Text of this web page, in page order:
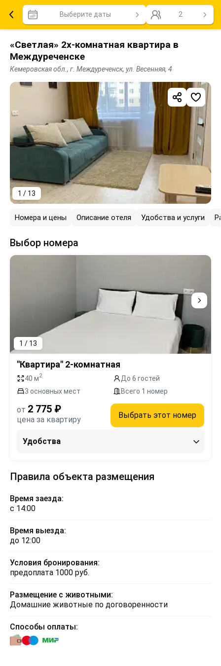
Выберите даты 2
«Светлая» 2х-комнатная квартира в
Междуреченске
Кемеровская обл., г. Междуреченск, ул. Весенняя, 4
1 / 13
Номера и цены Описание отеля Удобства и услуги
Выбор номера
1 / 13
"Квартира" 2-комнатная
40 м2
До 6 гостей
3 основных мест
Всего 1 номер
от 2 775 ₽
цена за квартиру Выбрать этот номер
Удобства
Правила объекта размещения
Время заезда:
с 14:00
Время выезда:
до 12:00
Условия бронирования:
предоплата 1000 руб.
Размещение с животными:
Домашние животные по договоренности
Способы оплаты: